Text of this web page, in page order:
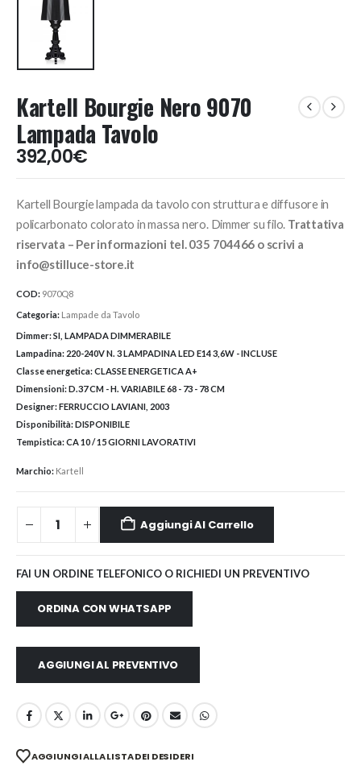
Kartell Bourgie Nero 9070
Lampada Tavolo
392,00€
Kartell Bourgie lampada da tavolo con struttura e diffusore in
policarbonato colorato in massa nero. Dimmer su filo. Trattativa
riservata – Per informazioni tel. 035 704466 o scrivi a
info@stilluce-store.it
COD: 9070Q8
Categoria: Lampade da Tavolo
Dimmer:SI, LAMPADA DIMMERABILE
Lampadina: 220-240V N. 3 LAMPADINA LED E14 3,6W - INCLUSE
Classe energetica:CLASSE ENERGETICA A+
Dimensioni:D.37 CM - H. VARIABILE 68 - 73 - 78 CM
Designer:FERRUCCIO LAVIANI, 2003
Disponibilità:DISPONIBILE
Tempistica:CA 10 / 15 GIORNI LAVORATIVI
Marchio: Kartell
Aggiungi Al Carrello
FAI UN ORDINE TELEFONICO O RICHIEDI UN PREVENTIVO
ORDINA CON WHATSAPP
AGGIUNGI AL PREVENTIVO
AGGIUNGI ALLA LISTA DEI DESIDERI